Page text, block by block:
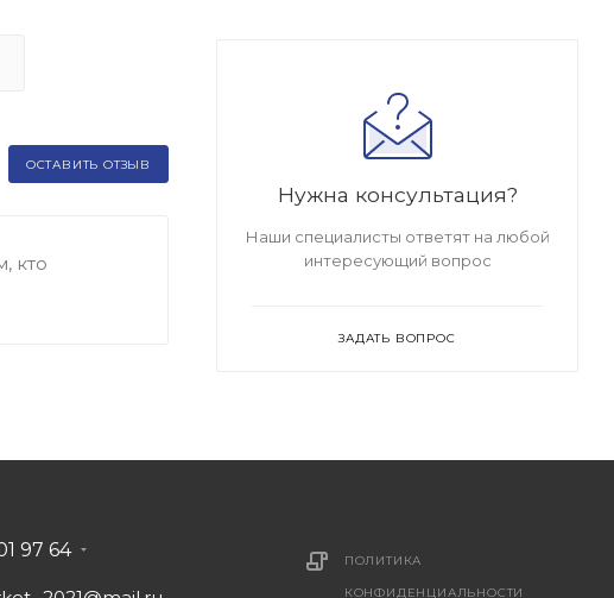
ОСТАВИТЬ ОТЗЫВ
кто
Нужна консультация?
Наши специалисты ответят на любой
интересующий вопрос
ЗАДАТЬ ВОПРОС
97 64 ПОЛИТИКА
КОНФИДЕНЦИАЛЬНОСТИ